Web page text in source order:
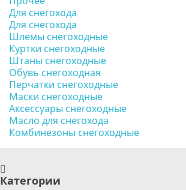
Для снегохода
Для снегохода
Шлемы снегоходные
Куртки снегоходные
Штаны снегоходные
Обувь снегоходная
Перчатки снегоходные
Маски снегоходные
Аксессуары снегоходные
Масло для снегохода
Комбинезоны снегоходные
Категории